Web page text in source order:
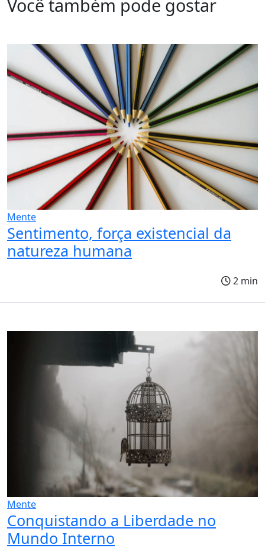
Você também pode gostar
Mente
Sentimento, força existencial da
natureza humana
2 min
Mente
Conquistando a Liberdade no
Mundo Interno